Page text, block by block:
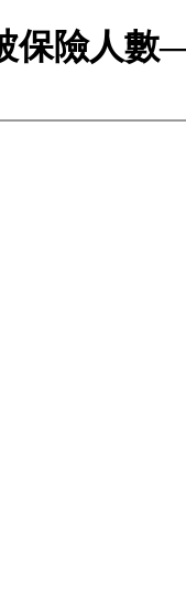
保險人數